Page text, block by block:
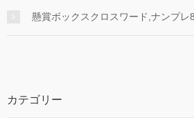
懸賞ボックスクロスワード,ナンプレ
カテゴリー